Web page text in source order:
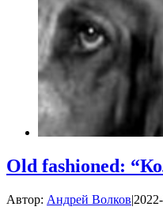
Old fashioned:
Автор: Андрей Волков|